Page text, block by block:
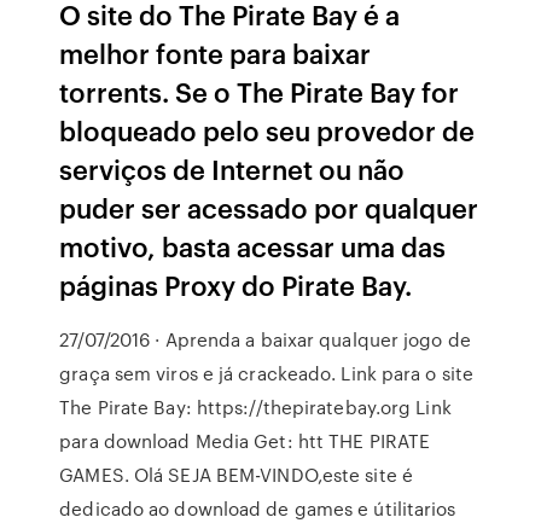
O site do The Pirate Bay é a
melhor fonte para baixar
torrents. Se o The Pirate Bay for
bloqueado pelo seu provedor de
serviços de Internet ou não
puder ser acessado por qualquer
motivo, basta acessar uma das
páginas Proxy do Pirate Bay.
27/07/2016 · Aprenda a baixar qualquer jogo de
graça sem viros e já crackeado. Link para o site
The Pirate Bay: https://thepiratebay.org Link
para download Media Get: htt THE PIRATE
GAMES. Olá SEJA BEM-VINDO,este site é
dedicado ao download de games e útilitarios